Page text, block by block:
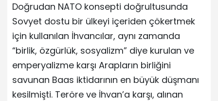
Doğrudan NATO konsepti doğrultusunda
Sovyet dostu bir ülkeyi içeriden çökertmek
için kullanılan İhvancılar, aynı zamanda
“birlik, özgürlük, sosyalizm” diye kurulan ve
emperyalizme karşı Arapların birliğini
savunan Baas iktidarının en büyük düşmanı
kesilmişti. Teröre ve İhvan’a karşı, alınan